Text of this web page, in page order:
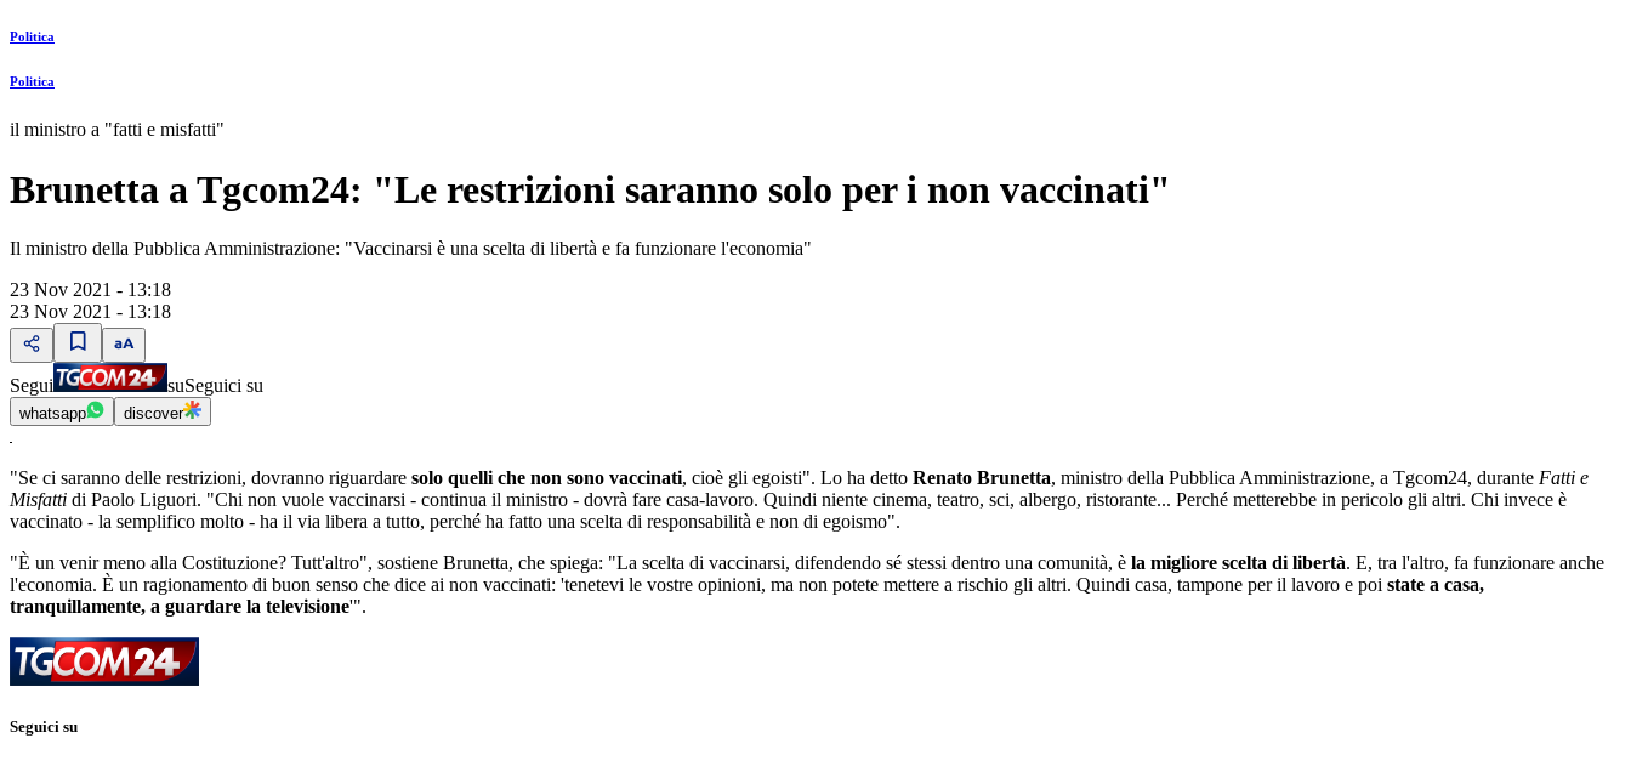
Politica
Politica
il ministro a "fatti e misfatti"
Brunetta a Tgcom24: "Le restrizioni saranno solo per i non vaccinati"
Il ministro della Pubblica Amministrazione: "Vaccinarsi è una scelta di libertà e fa funzionare l'economia"
23 Nov 2021 - 13:18
23 Nov 2021 - 13:18
Segui suSeguici su
whatsapp discover
"Se ci saranno delle restrizioni, dovranno riguardare solo quelli che non sono vaccinati, cioè gli egoisti". Lo ha detto Renato Brunetta, ministro della Pubblica Amministrazione, a Tgcom24, durante Fatti e
Misfatti di Paolo Liguori. "Chi non vuole vaccinarsi - continua il ministro - dovrà fare casa-lavoro. Quindi niente cinema, teatro, sci, albergo, ristorante... Perché metterebbe in pericolo gli altri. Chi invece è
vaccinato - la semplifico molto - ha il via libera a tutto, perché ha fatto una scelta di responsabilità e non di egoismo".
"È un venir meno alla Costituzione? Tutt'altro", sostiene Brunetta, che spiega: "La scelta di vaccinarsi, difendendo sé stessi dentro una comunità, è la migliore scelta di libertà. E, tra l'altro, fa funzionare anche
l'economia. È un ragionamento di buon senso che dice ai non vaccinati: 'tenetevi le vostre opinioni, ma non potete mettere a rischio gli altri. Quindi casa, tampone per il lavoro e poi state a casa,
tranquillamente, a guardare la televisione'".
Seguici su